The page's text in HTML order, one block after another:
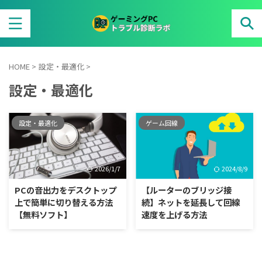
HOME > 設定・最適化 >
設定・最適化
設定・最適化
2026/1/7
PCの音出力をデスクトップ
上で簡単に切り替える方法
【無料ソフト】
ゲーム回線
2024/8/9
【ルーターのブリッジ接
続】ネットを延長して回線
速度を上げる方法